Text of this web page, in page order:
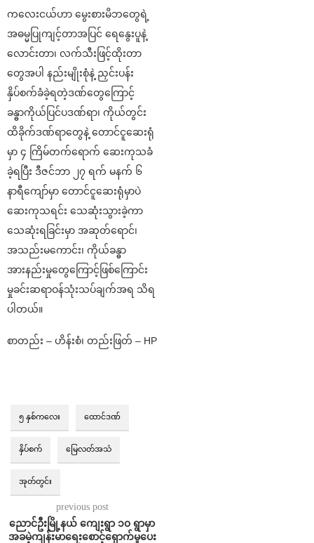
ကလေးငယ်ဟာ မွေးစားမိဘတွေရဲ့
အဓမ္မပြုကျင့်တာအပြင် ရေနွေးပူနဲ့
လောင်းတာ၊ လက်သီးဖြင့်ထိုးတာ
တွေအပါ နည်းမျိုးစုံနဲ့ ညှင်းပန်း
နှိပ်စက်ခံခဲ့ရတဲ့ဒဏ်တွေကြောင့်
ခန္ဓာကိုယ်ပြင်ပဒဏ်ရာ၊ ကိုယ်တွင်း
ထိခိုက်ဒဏ်ရာတွေနဲ့ တောင်ငူဆေးရုံ
မှာ ၄ ကြိမ်တက်ရောက် ဆေးကုသခံ
ခဲ့ရပြီး ဒီဇင်ဘာ ၂၇ ရက် မနက် ၆
နာရီကျော်မှာ တောင်ငူဆေးရုံမှာပဲ
ဆေးကုသရင်း သေဆုံးသွားခဲ့ကာ
သေဆုံးရခြင်းမှာ အဆုတ်ရောင်၊
အသည်းမကောင်း၊ ကိုယ်ခန္ဓာ
အားနည်းမှုတွေကြောင့်ဖြစ်ကြောင်း
မှုခင်းဆရာဝန်သုံးသပ်ချက်အရ သိရ
ပါတယ်။
စာတည်း – ဟိန်းစံ၊ တည်းဖြတ် – HP
၅ နှစ်ကလေး ထောင်ဒဏ်
နှိပ်စက် မြေလတ်အသံ
အုတ်တွင်း
previous post
ညောင်ဦးမြို့နယ် ကျေးရွာ ၁၀ ရွာမှာ
အခမဲ့ကျန်းမာရေးစောင့်ရှောက်မှုပေး